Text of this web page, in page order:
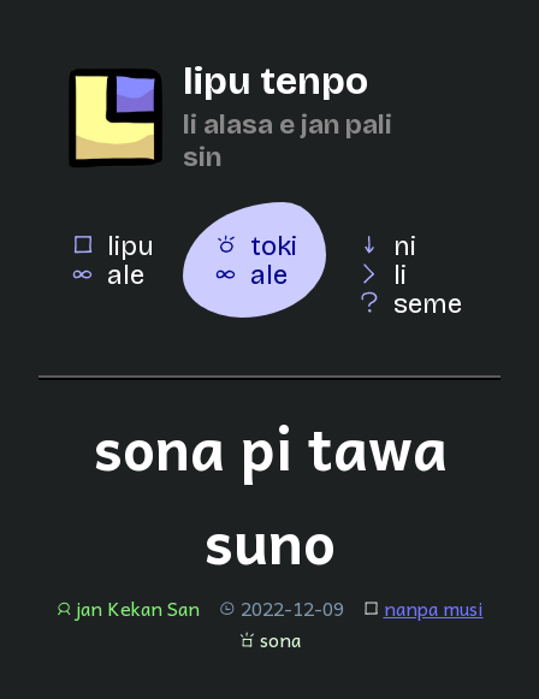
lipu tenpo
li alasa e jan pali
sin
lipu
ale
toki
ale
ni
li
seme
sona pi tawa
suno
janjan Kekan San tenpo 2022-12-09 lipu nanpa musi
sona sona